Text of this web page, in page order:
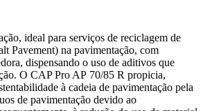
ideal para serviços de reciclagem de
Pavement) na pavimentação, com
dispensando o uso de aditivos que
O CAP Pro AP 70/85 R propicia,
à cadeia de pavimentação pela
de pavimentação devido ao